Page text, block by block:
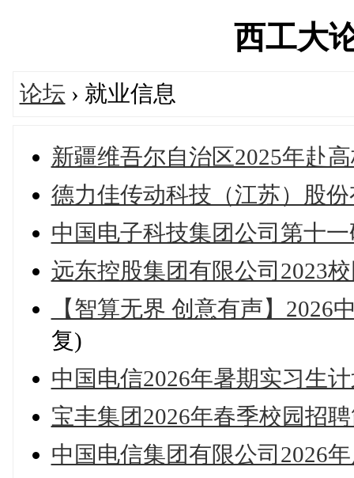
西工大
论坛 › 就业信息
新疆维吾尔自治区2025年赴
德力佳传动科技（江苏）股
中国电子科技集团公司第十
远东控股集团有限公司2023
【智算无界 创意有声】2026
复)
中国电信2026年暑期实习生
宝丰集团2026年春季校园招
中国电信集团有限公司2026